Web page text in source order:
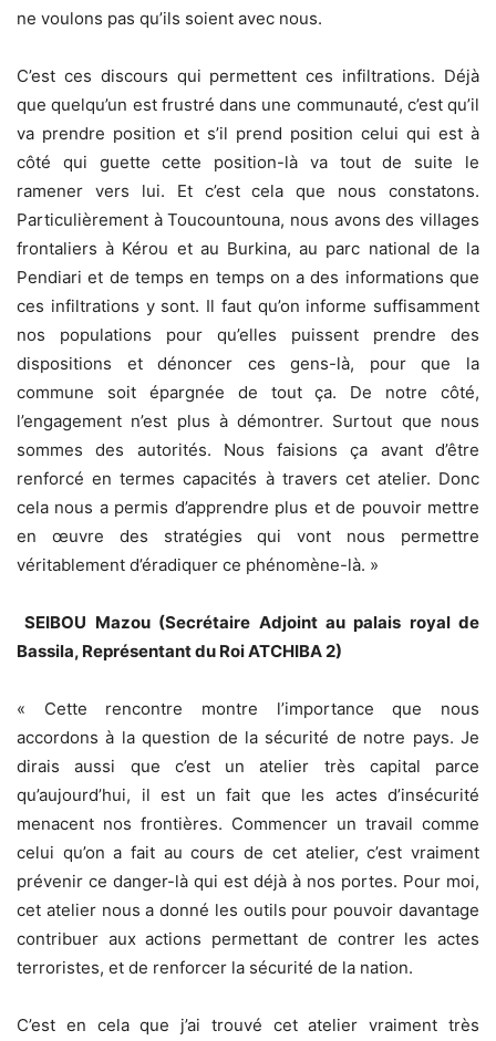
ne voulons pas qu’ils soient avec nous.
C’est ces discours qui permettent ces infiltrations. Déjà
que quelqu’un est frustré dans une communauté, c’est qu’il
va prendre position et s’il prend position celui qui est à
côté qui guette cette position-là va tout de suite le
ramener vers lui. Et c’est cela que nous constatons.
Particulièrement à Toucountouna, nous avons des villages
frontaliers à Kérou et au Burkina, au parc national de la
Pendiari et de temps en temps on a des informations que
ces infiltrations y sont. Il faut qu’on informe suffisamment
nos populations pour qu’elles puissent prendre des
dispositions et dénoncer ces gens-là, pour que la
commune soit épargnée de tout ça. De notre côté,
l’engagement n’est plus à démontrer. Surtout que nous
sommes des autorités. Nous faisions ça avant d’être
renforcé en termes capacités à travers cet atelier. Donc
cela nous a permis d’apprendre plus et de pouvoir mettre
en œuvre des stratégies qui vont nous permettre
véritablement d’éradiquer ce phénomène-là. »
SEIBOU Mazou (Secrétaire Adjoint au palais royal de
Bassila, Représentant du Roi ATCHIBA 2)
« Cette rencontre montre l’importance que nous
accordons à la question de la sécurité de notre pays. Je
dirais aussi que c’est un atelier très capital parce
qu’aujourd’hui, il est un fait que les actes d’insécurité
menacent nos frontières. Commencer un travail comme
celui qu’on a fait au cours de cet atelier, c’est vraiment
prévenir ce danger-là qui est déjà à nos portes. Pour moi,
cet atelier nous a donné les outils pour pouvoir davantage
contribuer aux actions permettant de contrer les actes
terroristes, et de renforcer la sécurité de la nation.
C’est en cela que j’ai trouvé cet atelier vraiment très